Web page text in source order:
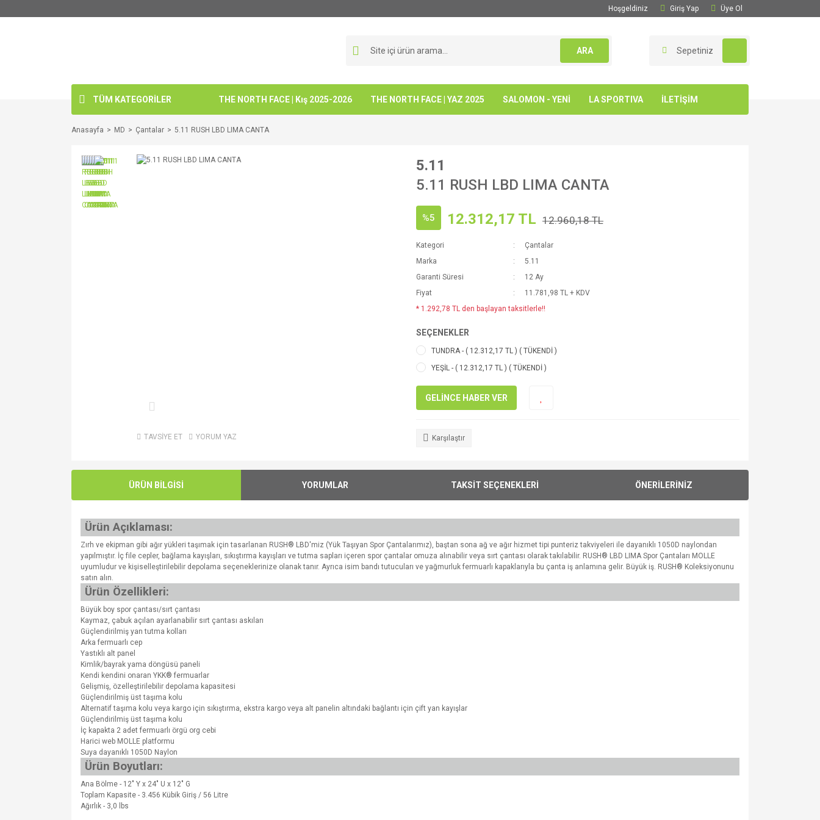
Hoşgeldiniz Giriş Yap Üye Ol
ARA Sepetiniz
TÜM KATEGORİLER THE NORTH FACE | Kış 2025-2026 THE NORTH FACE | YAZ 2025 SALOMON - YENİ LA SPORTIVA İLETİŞİM
Anasayfa MD Çantalar 5.11 RUSH LBD LIMA CANTA
TAVSİYE ET YORUM YAZ
5.11
5.11 RUSH LBD LIMA CANTA
%5 12.312,17 TL 12.960,18 TL
Kategori
Çantalar
Marka
5.11
Garanti Süresi
12 Ay
Fiyat
11.781,98 TL + KDV
* 1.292,78 TL den başlayan taksitlerle!!
SEÇENEKLER
TUNDRA - ( 12.312,17 TL ) ( TÜKENDİ )
YEŞİL - ( 12.312,17 TL ) ( TÜKENDİ )
GELİNCE HABER VER
Karşılaştır
ÜRÜN BİLGİSİ YORUMLAR TAKSİT SEÇENEKLERİ ÖNERİLERİNİZ
Ürün Açıklaması:
Zırh ve ekipman gibi ağır yükleri taşımak için tasarlanan RUSH® LBD'miz (Yük Taşıyan Spor Çantalarımız), baştan sona ağ ve ağır hizmet tipi punteriz takviyeleri ile dayanıklı 1050D naylondan
yapılmıştır. İç file cepler, bağlama kayışları, sıkıştırma kayışları ve tutma sapları içeren spor çantalar omuza alınabilir veya sırt çantası olarak takılabilir. RUSH® LBD LIMA Spor Çantaları MOLLE
uyumludur ve kişiselleştirilebilir depolama seçeneklerinize olanak tanır. Ayrıca isim bandı tutucuları ve yağmurluk fermuarlı kapaklarıyla bu çanta iş anlamına gelir. Büyük iş. RUSH® Koleksiyonunu
satın alın.
Ürün Özellikleri:
Büyük boy spor çantası/sırt çantası
Kaymaz, çabuk açılan ayarlanabilir sırt çantası askıları
Güçlendirilmiş yan tutma kolları
Arka fermuarlı cep
Yastıklı alt panel
Kimlik/bayrak yama döngüsü paneli
Kendi kendini onaran YKK® fermuarlar
Gelişmiş, özelleştirilebilir depolama kapasitesi
Güçlendirilmiş üst taşıma kolu
Alternatif taşıma kolu veya kargo için sıkıştırma, ekstra kargo veya alt panelin altındaki bağlantı için çift yan kayışlar
Güçlendirilmiş üst taşıma kolu
İç kapakta 2 adet fermuarlı örgü org cebi
Harici web MOLLE platformu
Suya dayanıklı 1050D Naylon
Ürün Boyutları:
Ana Bölme - 12" Y x 24" U x 12" G
Toplam Kapasite - 3.456 Kübik Giriş / 56 Litre
Ağırlık - 3,0 lbs